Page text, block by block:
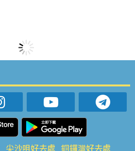
尖沙咀好去處 銅鑼灣好去處